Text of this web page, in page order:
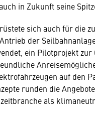
in Zukunft seine
sich auch für die
der
ein Pilotprojekt
auf den
runden die
als